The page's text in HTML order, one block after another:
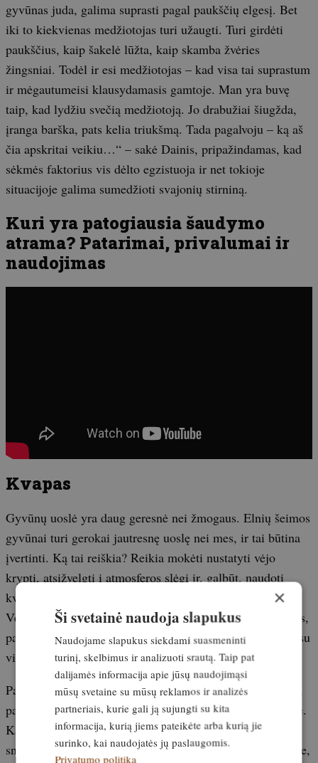
gyvūnas juda, galima suprasti pagal paukščių elgesį. Bet
iki to kiekvienas medžiotojas turi užaugti. Turi girdėti
paukščius, kaip šakelė lūžta, kaip skamba žvėries
žingsniai. Todėl ir esi medžiotojas – kad visa tai suprastum
ir mėgautumeisi klausydamasis gamtoje. Man yra buvę
taip, kad lydžiu svečią medžiotoją. Jo drabužiai šiugžda,
įranga barška, pats kelia triukšmą. Tada pagalvoju – ką aš
čia apskritai veikiu…“ – sakė Dainis, pripažindamas, kad
sėkmės faktorius vis dėlto egzistuoja ir net tokioje
situacijoje galima sumedžioti svajonių stirniną.
Kuri yra patogiausia šaudymo
atrama? Patarimai, privalumai ir
naudojimas
Kvapas
Gyvūnų uoslė yra daug geresnė nei žmogaus. Elnių šeimos
gyvūnai turi gerokai jautresnę uoslę nei mes, ir tai būtina
įvertinti. Ką tai reiškia? Reikia mokėti nustatyti vėjo
kryptį, atsižvelgti į atmosferos slėgį ir, galbūt, naudoti
kvapą maskuojančias priemones.
Vėjo krypčiai nustatyti galima naudoti specialius miltelius,
parduodamus medžiotojų parduotuvėse. Tai vaikų talkas su
viksvinių pataisų (Lycopodium clavatum) sporomis.
Pataisiniai augalai auga visur Latvijos miškuose. Žinoma,
patiems jų rinkti nereikia – jų galima nusipirkti vaistinėse.
Kai kurie gamintojai siūlo šį talką buteliukuose su plonu
snapeliu, pritaikytu medžiotojams. Jei turite talką dėžutėje,
×
Ši svetainė naudoja slapukus
Naudojame slapukus siekdami suasmeninti
turinį, skelbimus ir analizuoti srautą. Taip pat
dalijamės informacija apie jūsų naudojimąsi
mūsų svetaine su mūsų reklamos ir analizės
partneriais, kurie gali ją sujungti su kita
informacija, kurią jiems pateikėte arba kurią jie
surinko, kai naudojatės jų paslaugomis.
Privatumo politika